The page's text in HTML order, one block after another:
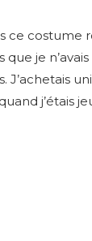
ce costume
que je
J’achetais
j’étais